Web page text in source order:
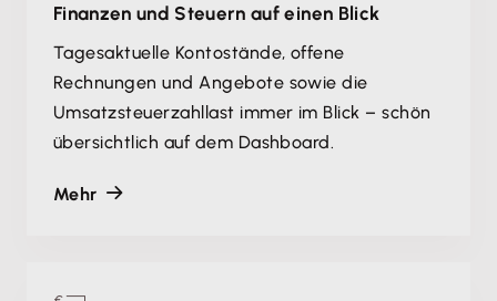
Finanzen und Steuern auf einen Blick
Tagesaktuelle Kontostände, offene
Rechnungen und Angebote sowie die
Umsatzsteuerzahllast immer im Blick – schön
übersichtlich auf dem Dashboard.
Mehr